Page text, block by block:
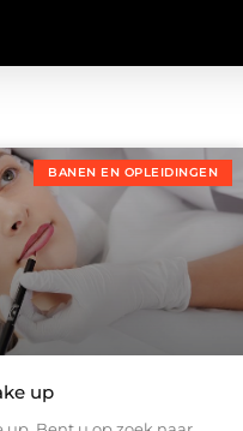
BANEN EN OPLEIDINGEN
up